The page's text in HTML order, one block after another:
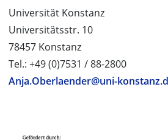
Universität Konstanz
Universitätsstr. 10
78457 Konstanz
Tel.: +49 (0)7531 / 88-2800
Anja.Oberlaender@uni-